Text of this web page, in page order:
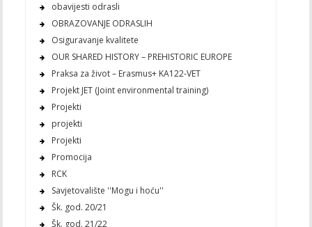
obavijesti odrasli
OBRAZOVANJE ODRASLIH
Osiguravanje kvalitete
OUR SHARED HISTORY – PREHISTORIC EUROPE
Praksa za život – Erasmus+ KA122-VET
Projekt JET (Joint environmental training)
Projekti
projekti
Projekti
Promocija
RCK
Savjetovalište ''Mogu i hoću''
Šk. god. 20/21
Šk. god. 21/22